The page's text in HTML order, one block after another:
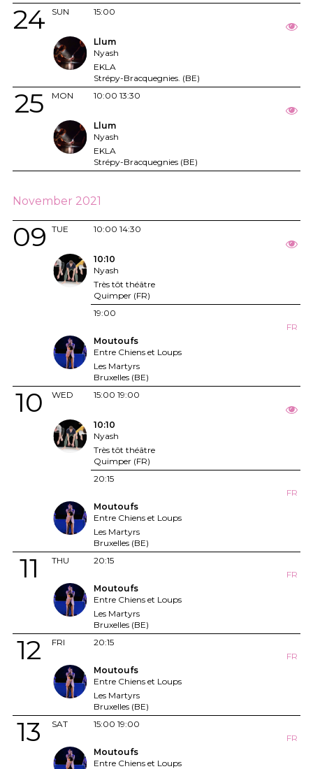
SUN
24 15:00
Llum
Nyash
EKLA
Strépy-Bracquegnies. (BE)
MON
25 10:00 13:30
Llum
Nyash
EKLA
Strépy-Bracquegnies (BE)
November 2021
TUE
09 10:00 14:30
10:10
Nyash
Très tôt théâtre
Quimper (FR)
19:00
FR
Moutoufs
Entre Chiens et Loups
Les Martyrs
Bruxelles (BE)
WED
10 15:00 19:00
10:10
Nyash
Très tôt théâtre
Quimper (FR)
20:15
FR
Moutoufs
Entre Chiens et Loups
Les Martyrs
Bruxelles (BE)
THU
11
20:15
FR
Moutoufs
Entre Chiens et Loups
Les Martyrs
Bruxelles (BE)
FRI
12
20:15
FR
Moutoufs
Entre Chiens et Loups
Les Martyrs
Bruxelles (BE)
SAT
13 15:00 19:00
FR
Moutoufs
Entre Chiens et Loups